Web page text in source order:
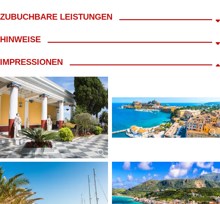
An- und Abreise zum Hafen im modernen Reisebus
kl. Frühstück mit Begrüßungskaffee
16 Treuepunkte
14x Vollpension an Bord
Schiffsreise gem. Routenkarte
inkl. 30,-€ Servicepauschale für Reisebüroleistungen (nicht
erstattbar)
ZUBUCHBARE LEISTUNGEN
Getränkepaket MyItalian Genusspaket 450,-€ p.P.
ausgesuchter Weine,
Negroni!),
Bier vom Fass,
Heißgetränke, Kaffee, Wasser und Softdrinks
sowie 1 Flasche Wasser (0,5 Liter) pro Tag und Person
original italienisches, an Bord hausgemachtes Eis - 2 Kugeln in der
Waffel oder im Becher
ein Pizza-Erlebnis am Abend (der Kategorien Classic, Tasty oder
Special, Reservierung erforderlich).
ANMERKUNGEN
Ausgenommen sind Prestigemarken und Artikel aus der Kabinen-
Minibar.
Das Paket muss von allen Gästen gebucht werden, die dieselbe
HINWEISE
Die Tagesbeschreibung der Reise stellt die jeweilige Hafenstadt und
das nähere Umland vor. Die Ausflugs- und Besichtigungsmöglichkeiten
sind von der Liegezeit des Schiffes, dem tatsächlichen Angebot der
Reederei für diese Kreuzfahrt und den persönlichen Interessen
abhängig.
Veranstalter dieser Reise: LANG Reisen GmbH & Co. KG
IMPRESSIONEN